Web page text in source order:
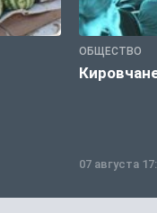
ОБЩЕСТВО
07 августа